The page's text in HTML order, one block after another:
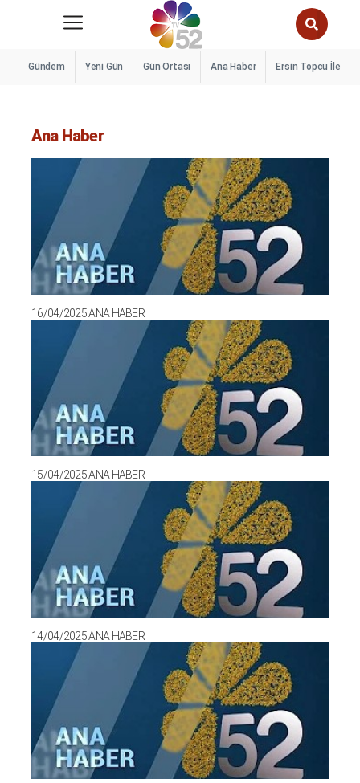
Gündem Yeni Gün Gün Ortası Ana Haber Ersin Topcu İle
Ana Haber
16/04/2025 ANA HABER
15/04/2025 ANA HABER
14/04/2025 ANA HABER